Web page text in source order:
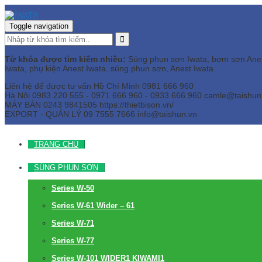
Toggle navigation
Từ khóa được tìm kiếm nhiều: Súng phun sơn Iwata, bơm sơn
Iwata, phụ kiện Anest Iwata, súng phun sơn, Anest Iwata
Liên hệ để được tư vấn Hồ Chí Minh 0981 666 960
Hà Nội 0983 220 555 - 0971 666 960 - 0933 666 960
MÁY BÀN 0243 9841505 https://thietbison.vn/
EXPORT - QUẢN LÝ 09 7555 7666 info@taishun.vn
TRANG CHỦ
SÚNG PHUN SƠN
Series W-50
Series W-61 Wider – 61
Series W-71
Series W-77
Series W-101 WIDER1 KIWAMI1